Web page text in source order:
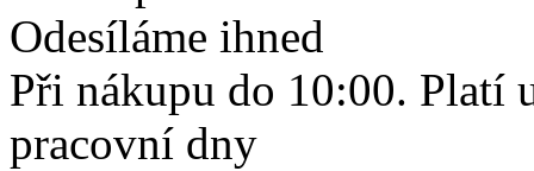
Odesíláme ihned
Při nákupu do 10:00. Platí
pracovní dny